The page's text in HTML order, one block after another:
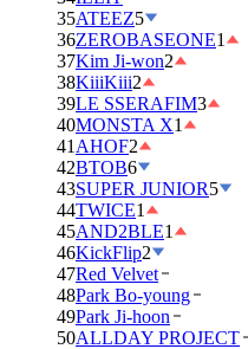
35ATEEZ5
36ZEROBASEONE1
37Kim Ji-won2
38KiiiKiii2
39LE SSERAFIM3
40MONSTA X1
41 AHOF2
42BTOB6
43SUPER JUNIOR5
44TWICE1
45AND2BLE1
46KickFlip2
47Red Velvet
48Park Bo-young
49Park Ji-hoon
50ALLDAY PROJECT
BTS